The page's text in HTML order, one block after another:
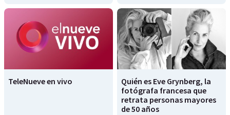
TeleNueve en vivo
Quién es Eve Grynberg, la
fotógrafa francesa que
retrata personas mayores
de 50 años